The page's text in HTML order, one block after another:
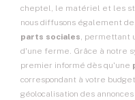
cheptel, le matériel et les
nous diffusons également
parts sociales, permettant
d'une ferme. Grâce à notre
premier informé dès qu'une
correspondant à votre
géolocalisation des